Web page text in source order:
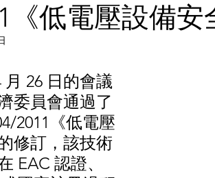
Canada Chile China
Hong Kong
《低電壓設備安
月 26 日的會議
委員會通過了
2011《低電壓
修訂，該技術
EAC 認證、